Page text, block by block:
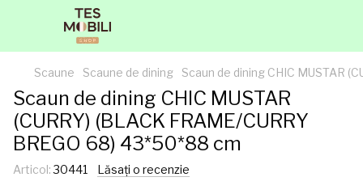
Scaune Scaune de dining Scaun de dining CHIC MUSTAR
Scaun de dining CHIC MUSTAR
(CURRY) (BLACK FRAME/CURRY
BREGO 68) 43*50*88 cm
Articol:30441 Lăsați o recenzie